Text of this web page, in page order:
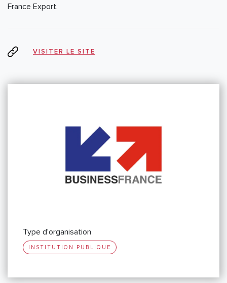
France Export.
VISITER LE SITE
Type d'organisation
INSTITUTION PUBLIQUE